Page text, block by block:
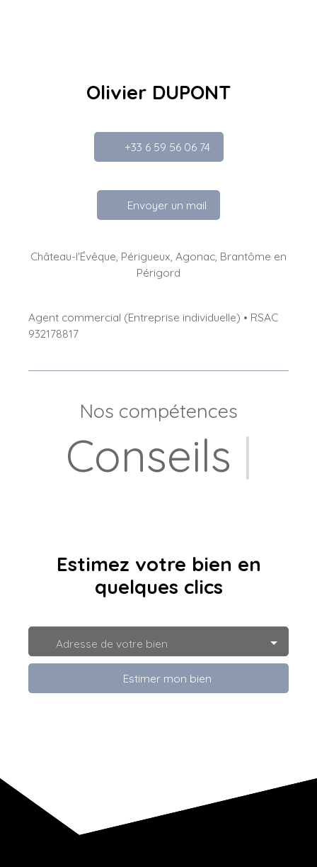
Olivier DUPONT
+33 6 59 56 06 74
Envoyer un mail
Château-l'Évêque, Périgueux, Agonac, Brantôme en
Périgord
Agent commercial (Entreprise individuelle) • RSAC
932178817
Nos compétences
Locat|
Estimez votre bien en
quelques clics
Adresse de votre bien
Estimer mon bien